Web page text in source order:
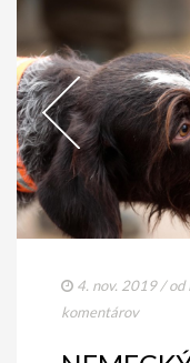
4. nov. 2019/ od
komentárov